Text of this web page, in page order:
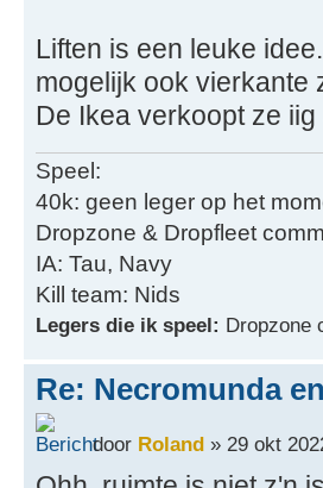
Liften is een leuke
mogelijk ook vierkante
De Ikea verkoopt ze
Speel:
40k: geen leger op het
Dropzone & Dropfleet
IA: Tau, Navy
Kill team: Nids
Legers die ik speel: Dropzone
Re: Necromunda
door Roland » 29 okt